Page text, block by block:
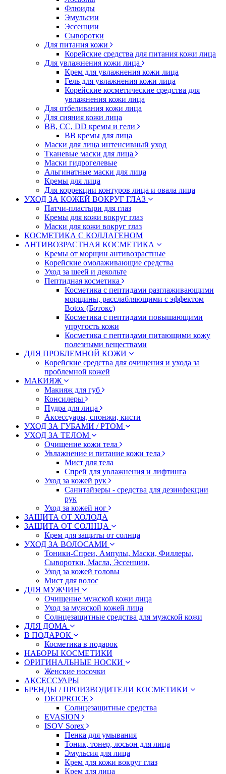
Флюиды
Эмульсии
Эссенции
Сыворотки
Для питания кожи
Корейские средства для питания кожи лица
Для увлажнения кожи лица
Крем для увлажнения кожи лица
Гель для увлажнения кожи лица
Корейские косметические средства для
увлажнения кожи лица
Для отбеливания кожи лица
Для сияния кожи лица
BB, CC, DD кремы и гели
BB кремы для лица
Маски для лица интенсивный уход
Тканевые маски для лица
Маски гидрогелевые
Альгинатные маски для лица
Кремы для лица
Для коррекции контуров лица и овала лица
УХОД ЗА КОЖЕЙ ВОКРУГ ГЛАЗ
Патчи-пластыри для глаз
Кремы для кожи вокруг глаз
Маски для кожи вокруг глаз
КОСМЕТИКА С КОЛЛАГЕНОМ
АНТИВОЗРАСТНАЯ КОСМЕТИКА
Кремы от морщин антивозрастные
Корейские омолаживающие средства
Уход за шеей и декольте
Пептидная косметика
Косметика с пептидами разглаживающими
морщины, расслабляющими с эффектом
Botox (Ботокс)
Косметика с пептидами повышающими
упругость кожи
Косметика с пептидами питающими кожу
полезными веществами
ДЛЯ ПРОБЛЕМНОЙ КОЖИ
Корейские средства для очищения и ухода за
проблемной кожей
МАКИЯЖ
Макияж для губ
Консилеры
Пудра для лица
Аксессуары, спонжи, кисти
УХОД ЗА ГУБАМИ / РТОМ
УХОД ЗА ТЕЛОМ
Очищение кожи тела
Увлажнение и питание кожи тела
Мист для тела
Спрей для увлажнения и лифтинга
Уход за кожей рук
Санитайзеры - средства для дезинфекции
рук
Уход за кожей ног
ЗАЩИТА ОТ ХОЛОДА
ЗАЩИТА ОТ СОЛНЦА
Крем для защиты от солнца
УХОД ЗА ВОЛОСАМИ
Тоники-Спреи, Ампулы, Маски, Филлеры,
Сыворотки, Масла, Эссенции,
Уход за кожей головы
Мист для волос
ДЛЯ МУЖЧИН
Очищение мужской кожи лица
Уход за мужской кожей лица
Солнцезащитные средства для мужской кожи
ДЛЯ ДОМА
В ПОДАРОК
Косметика в подарок
НАБОРЫ КОСМЕТИКИ
ОРИГИНАЛЬНЫЕ НОСКИ
Женские носочки
АКСЕССУАРЫ
БРЕНДЫ / ПРОИЗВОДИТЕЛИ КОСМЕТИКИ
DEOPROCE
Солнцезащитные средства
EVASION
ISOV Sorex
Пенка для умывания
Тоник, тонер, лосьон для лица
Эмульсия для лица
Крем для кожи вокруг глаз
Крем для лица